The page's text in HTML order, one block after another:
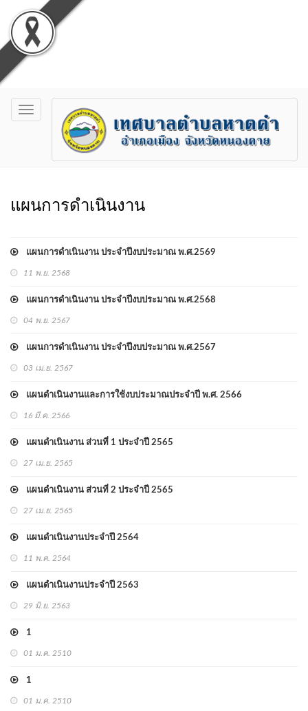
Toggle
navigation
แผนการดำเนินงาน
แผนการดำเนินงาน ประจำปีงบประมาณ พ.ศ.2569
11 พ.ย. 2568
แผนการดำเนินงาน ประจำปีงบประมาณ พ.ศ.2568
04 พ.ย. 2567
แผนการดำเนินงาน ประจำปีงบประมาณ พ.ศ.2567
03 เม.ย. 2567
แผนดำเนินงานและการใช้งบประมาณประจำปี พ.ศ. 2566
16 มี.ค. 2566
แผนดำเนินงาน ส่วนที่ 1 ประจำปี 2565
27 เม.ย. 2565
แผนดำเนินงาน ส่วนที่ 2 ประจำปี 2565
27 เม.ย. 2565
แผนดำเนินงานประจำปี 2564
11 พ.ค. 2564
แผนดำเนินงานประจำปี 2563
29 มิ.ย. 2563
1
01 ม.ค. 2510
1
01 ม.ค. 2510